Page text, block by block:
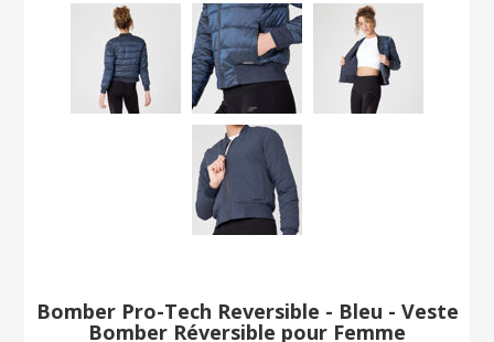
Bomber Pro-Tech Reversible - Bleu - Veste
Bomber Réversible pour Femme